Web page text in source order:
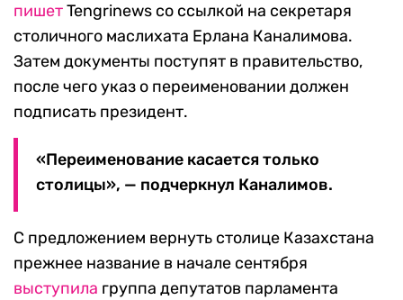
пишетTengrinews со ссылкой на секретаря
столичного маслихата Ерлана Каналимова.
Затем документы поступят в правительство,
после чего указ о переименовании должен
подписать президент.
«Переименование касается только
столицы», — подчеркнул Каналимов.
С предложением вернуть столице Казахстана
прежнее название в начале сентября
выступила группа депутатов парламента